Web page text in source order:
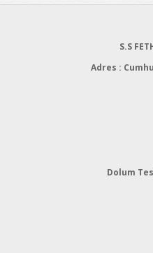
S.S
Adres :
Dolum